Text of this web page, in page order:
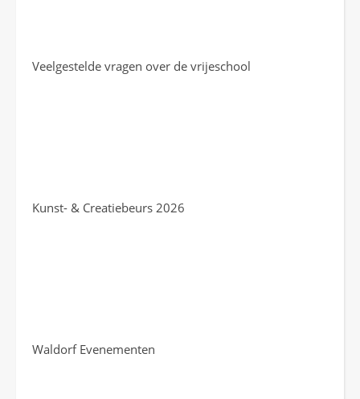
Veelgestelde vragen over de vrijeschool
Kunst- & Creatiebeurs 2026
Waldorf Evenementen